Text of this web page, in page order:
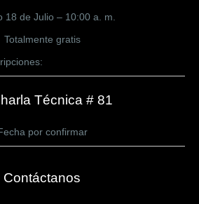
18 de Julio – 10:00 a. m.
Totalmente gratis
Técnica # 81
por confirmar
Contáctanos